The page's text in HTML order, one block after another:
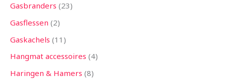
Gasbranders 23
Gasflessen 2
Gaskachels 11
Hangmat accessoires 4
Haringen & Hamers 8